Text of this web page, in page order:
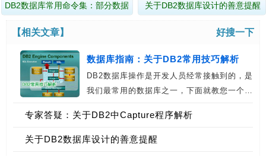
DB2数据库常用命令集：部分数据
关于DB2数据库设计的善意提醒
【相关文章】 好搜一下
数据库指南：关于DB2常用技巧解析
DB2数据库操作是开发人员经常接触到的，是
我们最常用的数据库之一，下面就教您一个…
专家答疑：关于DB2中Capture程序解析
关于DB2数据库设计的善意提醒